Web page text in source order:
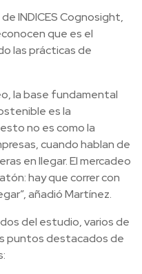
INDICES Cognosight,
que es el
las prácticas de
la base fundamental
es la
no es como la
cuando hablan de
en llegar. El mercadeo
hay que correr con
añadió Martínez.
del estudio, varios de
puntos destacados de